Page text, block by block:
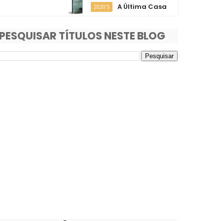
2020'S A Última Casa
PESQUISAR TÍTULOS NESTE BLOG